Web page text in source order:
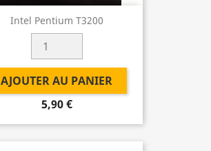
Intel Pentium T3200
AJOUTER AU PANIER
5,90 €